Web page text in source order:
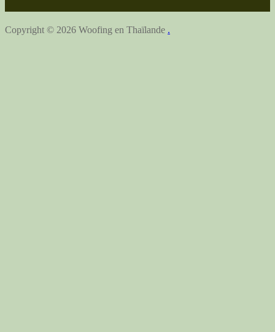
Copyright © 2026 Woofing en Thaïlande .